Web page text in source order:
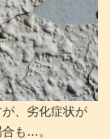
、劣化症状が
も…。